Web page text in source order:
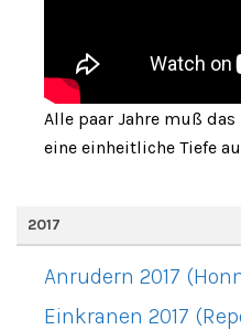
Alle paar Jahre muß
eine einheitliche Tiefe
2017
Anrudern 2017
Einkranen 2017